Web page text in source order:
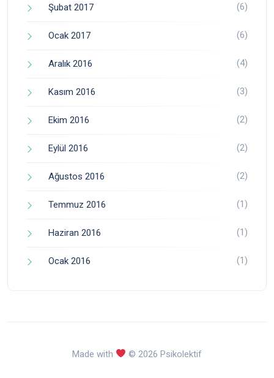
Şubat 2017 (6)
Ocak 2017 (6)
Aralık 2016 (4)
Kasım 2016 (3)
Ekim 2016 (2)
Eylül 2016 (2)
Ağustos 2016 (2)
Temmuz 2016 (1)
Haziran 2016 (1)
Ocak 2016 (1)
Made with © 2026 Psikolektif